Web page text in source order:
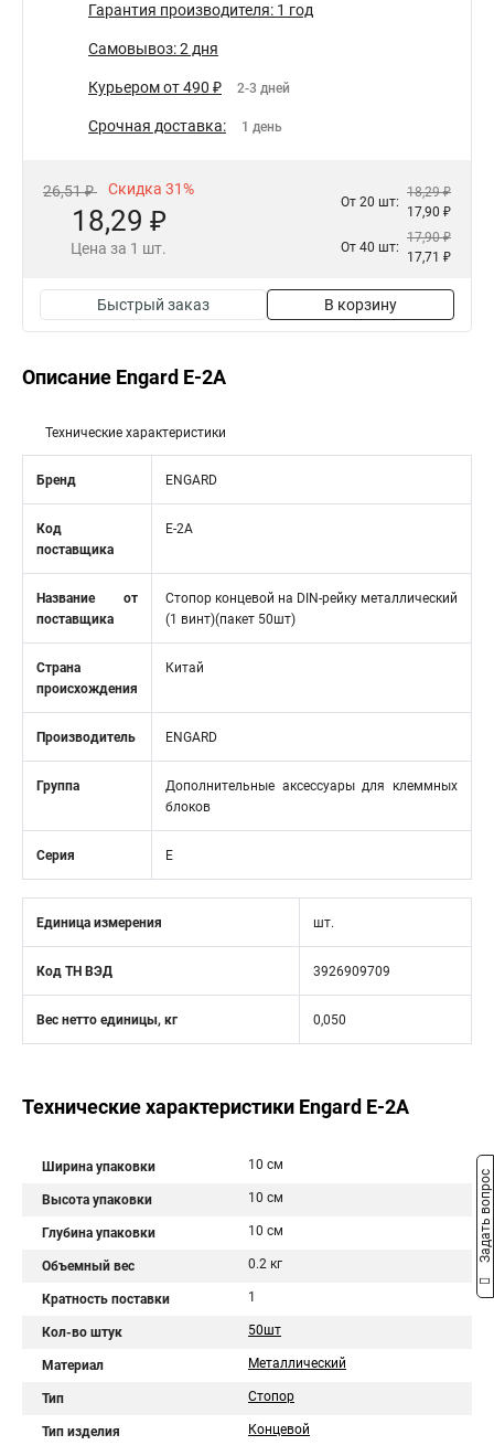
Гарантия производителя: 1 год
Самовывоз: 2 дня
Курьером от 490 ₽ 2-3 дней
Срочная доставка: 1 день
26,51 ₽ Скидка 31%
18,29 ₽
Цена за 1 шт.
От 20 шт:
18,29 ₽
17,90 ₽
От 40 шт:
17,90 ₽
17,71 ₽
Быстрый заказ В корзину
Описание Engard E-2A
Технические характеристики
Бренд ENGARD
Код
поставщика
E-2A
Название от
поставщика
Стопор концевой на DIN-рейку металлический
(1 винт)(пакет 50шт)
Страна
происхождения
Китай
Производитель ENGARD
Группа
Дополнительные аксессуары для клеммных
блоков
Серия E
Единица измерения шт.
Код ТН ВЭД 3926909709
Вес нетто единицы, кг 0,050
Технические характеристики Engard E-2A
Ширина упаковки 10 см
Высота упаковки 10 см
Глубина упаковки 10 см
Объемный вес 0.2 кг
Кратность поставки 1
Кол-во штук 50шт
Материал Металлический
Тип Стопор
Тип изделия Концевой
Задать вопрос